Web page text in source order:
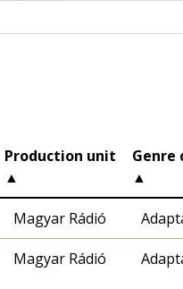
Production unit
▲
Genre
▲
Magyar Rádió
Magyar Rádió